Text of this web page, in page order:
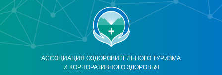
АССОЦИАЦИЯ ОЗДОРОВИТЕЛЬНОГО ТУРИЗМА
И КОРПОРАТИВНОГО ЗДОРОВЬЯ